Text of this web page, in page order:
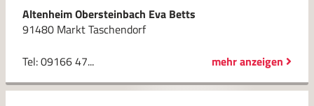
Altenheim Obersteinbach Eva Betts
91480 Markt Taschendorf
Tel: 09166 47...
mehr anzeigen